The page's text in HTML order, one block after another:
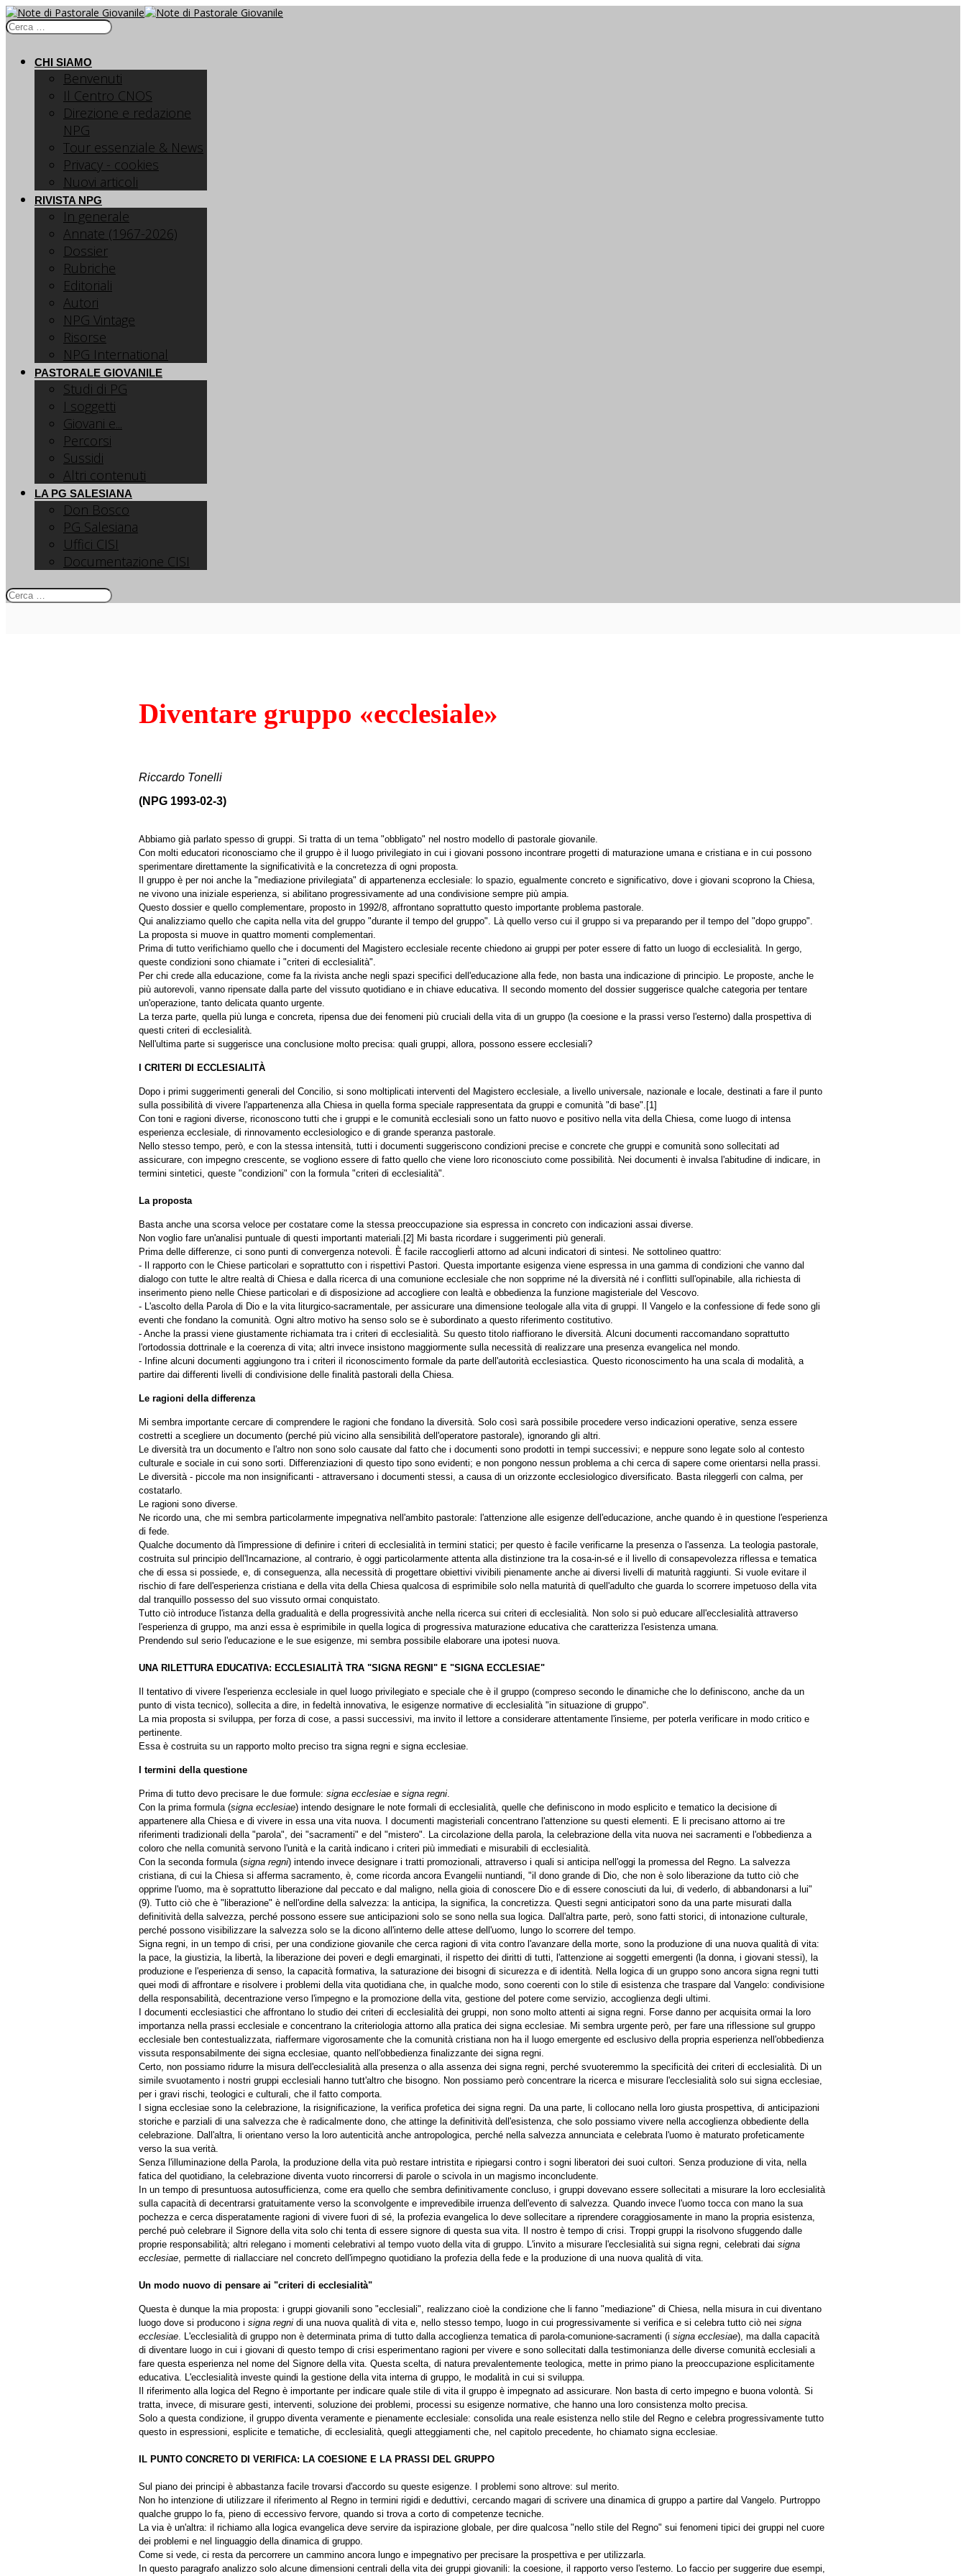
CHI SIAMO
Benvenuti
Il Centro CNOS
Direzione e redazione
NPG
Tour essenziale & News
Privacy - cookies
Nuovi articoli
RIVISTA NPG
In generale
Annate (1967-2026)
Dossier
Rubriche
Editoriali
Autori
NPG Vintage
Risorse
NPG International
PASTORALE GIOVANILE
Studi di PG
I soggetti
Giovani e...
Percorsi
Sussidi
Altri contenuti
LA PG SALESIANA
Don Bosco
PG Salesiana
Uffici CISI
Documentazione CISI
Diventare gruppo «ecclesiale»
Riccardo Tonelli
(NPG 1993-02-3)
Abbiamo già parlato spesso di gruppi. Si tratta di un tema "obbligato" nel nostro modello di pastorale giovanile.
Con molti educatori riconosciamo che il gruppo è il luogo privilegiato in cui i giovani possono incontrare progetti di maturazione umana e cristiana e in cui possono
sperimentare direttamente la significatività e la concretezza di ogni proposta.
Il gruppo è per noi anche la "mediazione privilegiata" di appartenenza ecclesiale: lo spazio, egualmente concreto e significativo, dove i giovani scoprono la Chiesa,
ne vivono una iniziale esperienza, si abilitano progressivamente ad una condivisione sempre più ampia.
Questo dossier e quello complementare, proposto in 1992/8, affrontano soprattutto questo importante problema pastorale.
Qui analizziamo quello che capita nella vita del gruppo "durante il tempo del gruppo". Là quello verso cui il gruppo si va preparando per il tempo del "dopo gruppo".
La proposta si muove in quattro momenti complementari.
Prima di tutto verifichiamo quello che i documenti del Magistero ecclesiale recente chiedono ai gruppi per poter essere di fatto un luogo di ecclesialità. In gergo,
queste condizioni sono chiamate i "criteri di ecclesialità".
Per chi crede alla educazione, come fa la rivista anche negli spazi specifici dell'educazione alla fede, non basta una indicazione di principio. Le proposte, anche le
più autorevoli, vanno ripensate dalla parte del vissuto quotidiano e in chiave educativa. Il secondo momento del dossier suggerisce qualche categoria per tentare
un'operazione, tanto delicata quanto urgente.
La terza parte, quella più lunga e concreta, ripensa due dei fenomeni più cruciali della vita di un gruppo (la coesione e la prassi verso l'esterno) dalla prospettiva di
questi criteri di ecclesialità.
Nell'ultima parte si suggerisce una conclusione molto precisa: quali gruppi, allora, possono essere ecclesiali?
I CRITERI DI ECCLESIALITÀ
Dopo i primi suggerimenti generali del Concilio, si sono moltiplicati interventi del Magistero ecclesiale, a livello universale, nazionale e locale, destinati a fare il punto
sulla possibilità di vivere l'appartenenza alla Chiesa in quella forma speciale rappresentata da gruppi e comunità "di base".[1]
Con toni e ragioni diverse, riconoscono tutti che i gruppi e le comunità ecclesiali sono un fatto nuovo e positivo nella vita della Chiesa, come luogo di intensa
esperienza ecclesiale, di rinnovamento ecclesiologico e di grande speranza pastorale.
Nello stesso tempo, però, e con la stessa intensità, tutti i documenti suggeriscono condizioni precise e concrete che gruppi e comunità sono sollecitati ad
assicurare, con impegno crescente, se vogliono essere di fatto quello che viene loro riconosciuto come possibilità. Nei documenti è invalsa l'abitudine di indicare, in
termini sintetici, queste "condizioni" con la formula "criteri di ecclesialità".
La proposta
Basta anche una scorsa veloce per costatare come la stessa preoccupazione sia espressa in concreto con indicazioni assai diverse.
Non voglio fare un'analisi puntuale di questi importanti materiali.[2] Mi basta ricordare i suggerimenti più generali.
Prima delle differenze, ci sono punti di convergenza notevoli. È facile raccoglierli attorno ad alcuni indicatori di sintesi. Ne sottolineo quattro:
- Il rapporto con le Chiese particolari e soprattutto con i rispettivi Pastori. Questa importante esigenza viene espressa in una gamma di condizioni che vanno dal
dialogo con tutte le altre realtà di Chiesa e dalla ricerca di una comunione ecclesiale che non sopprime né la diversità né i conflitti sull'opinabile, alla richiesta di
inserimento pieno nelle Chiese particolari e di disposizione ad accogliere con lealtà e obbedienza la funzione magisteriale del Vescovo.
- L'ascolto della Parola di Dio e la vita liturgico-sacramentale, per assicurare una dimensione teologale alla vita di gruppi. Il Vangelo e la confessione di fede sono gli
eventi che fondano la comunità. Ogni altro motivo ha senso solo se è subordinato a questo riferimento costitutivo.
- Anche la prassi viene giustamente richiamata tra i criteri di ecclesialità. Su questo titolo riaffiorano le diversità. Alcuni documenti raccomandano soprattutto
l'ortodossia dottrinale e la coerenza di vita; altri invece insistono maggiormente sulla necessità di realizzare una presenza evangelica nel mondo.
- Infine alcuni documenti aggiungono tra i criteri il riconoscimento formale da parte dell'autorità ecclesiastica. Questo riconoscimento ha una scala di modalità, a
partire dai differenti livelli di condivisione delle finalità pastorali della Chiesa.
Le ragioni della differenza
Mi sembra importante cercare di comprendere le ragioni che fondano la diversità. Solo così sarà possibile procedere verso indicazioni operative, senza essere
costretti a scegliere un documento (perché più vicino alla sensibilità dell'operatore pastorale), ignorando gli altri.
Le diversità tra un documento e l'altro non sono solo causate dal fatto che i documenti sono prodotti in tempi successivi; e neppure sono legate solo al contesto
culturale e sociale in cui sono sorti. Differenziazioni di questo tipo sono evidenti; e non pongono nessun problema a chi cerca di sapere come orientarsi nella prassi.
Le diversità - piccole ma non insignificanti - attraversano i documenti stessi, a causa di un orizzonte ecclesiologico diversificato. Basta rileggerli con calma, per
costatarlo.
Le ragioni sono diverse.
Ne ricordo una, che mi sembra particolarmente impegnativa nell'ambito pastorale: l'attenzione alle esigenze dell'educazione, anche quando è in questione l'esperienza
di fede.
Qualche documento dà l'impressione di definire i criteri di ecclesialità in termini statici; per questo è facile verificarne la presenza o l'assenza. La teologia pastorale,
costruita sul principio dell'Incarnazione, al contrario, è oggi particolarmente attenta alla distinzione tra la cosa-in-sé e il livello di consapevolezza riflessa e tematica
che di essa si possiede, e, di conseguenza, alla necessità di progettare obiettivi vivibili pienamente anche ai diversi livelli di maturità raggiunti. Si vuole evitare il
rischio di fare dell'esperienza cristiana e della vita della Chiesa qualcosa di esprimibile solo nella maturità di quell'adulto che guarda lo scorrere impetuoso della vita
dal tranquillo possesso del suo vissuto ormai conquistato.
Tutto ciò introduce l'istanza della gradualità e della progressività anche nella ricerca sui criteri di ecclesialità. Non solo si può educare all'ecclesialità attraverso
l'esperienza di gruppo, ma anzi essa è esprimibile in quella logica di progressiva maturazione educativa che caratterizza l'esistenza umana.
Prendendo sul serio l'educazione e le sue esigenze, mi sembra possibile elaborare una ipotesi nuova.
UNA RILETTURA EDUCATIVA: ECCLESIALITÀ TRA "SIGNA REGNI" E "SIGNA ECCLESIAE"
Il tentativo di vivere l'esperienza ecclesiale in quel luogo privilegiato e speciale che è il gruppo (compreso secondo le dinamiche che lo definiscono, anche da un
punto di vista tecnico), sollecita a dire, in fedeltà innovativa, le esigenze normative di ecclesialità "in situazione di gruppo".
La mia proposta si sviluppa, per forza di cose, a passi successivi, ma invito il lettore a considerare attentamente l'insieme, per poterla verificare in modo critico e
pertinente.
Essa è costruita su un rapporto molto preciso tra signa regni e signa ecclesiae.
I termini della questione
Prima di tutto devo precisare le due formule: signa ecclesiae e signa regni.
Con la prima formula (signa ecclesiae) intendo designare le note formali di ecclesialità, quelle che definiscono in modo esplicito e tematico la decisione di
appartenere alla Chiesa e di vivere in essa una vita nuova. I documenti magisteriali concentrano l'attenzione su questi elementi. E li precisano attorno ai tre
riferimenti tradizionali della "parola", dei "sacramenti" e del "mistero". La circolazione della parola, la celebrazione della vita nuova nei sacramenti e l'obbedienza a
coloro che nella comunità servono l'unità e la carità indicano i criteri più immediati e misurabili di ecclesialità.
Con la seconda formula (signa regni) intendo invece designare i tratti promozionali, attraverso i quali si anticipa nell'oggi la promessa del Regno. La salvezza
cristiana, di cui la Chiesa si afferma sacramento, è, come ricorda ancora Evangelii nuntiandi, "il dono grande di Dio, che non è solo liberazione da tutto ciò che
opprime l'uomo, ma è soprattutto liberazione dal peccato e dal maligno, nella gioia di conoscere Dio e di essere conosciuti da lui, di vederlo, di abbandonarsi a lui"
(9). Tutto ciò che è "liberazione" è nell'ordine della salvezza: la anticipa, la significa, la concretizza. Questi segni anticipatori sono da una parte misurati dalla
definitività della salvezza, perché possono essere sue anticipazioni solo se sono nella sua logica. Dall'altra parte, però, sono fatti storici, di intonazione culturale,
perché possono visibilizzare la salvezza solo se la dicono all'interno delle attese dell'uomo, lungo lo scorrere del tempo.
Signa regni, in un tempo di crisi, per una condizione giovanile che cerca ragioni di vita contro l'avanzare della morte, sono la produzione di una nuova qualità di vita:
la pace, la giustizia, la libertà, la liberazione dei poveri e degli emarginati, il rispetto dei diritti di tutti, l'attenzione ai soggetti emergenti (la donna, i giovani stessi), la
produzione e l'esperienza di senso, la capacità formativa, la saturazione dei bisogni di sicurezza e di identità. Nella logica di un gruppo sono ancora signa regni tutti
quei modi di affrontare e risolvere i problemi della vita quotidiana che, in qualche modo, sono coerenti con lo stile di esistenza che traspare dal Vangelo: condivisione
della responsabilità, decentrazione verso l'impegno e la promozione della vita, gestione del potere come servizio, accoglienza degli ultimi.
I documenti ecclesiastici che affrontano lo studio dei criteri di ecclesialità dei gruppi, non sono molto attenti ai signa regni. Forse danno per acquisita ormai la loro
importanza nella prassi ecclesiale e concentrano la criteriologia attorno alla pratica dei signa ecclesiae. Mi sembra urgente però, per fare una riflessione sul gruppo
ecclesiale ben contestualizzata, riaffermare vigorosamente che la comunità cristiana non ha il luogo emergente ed esclusivo della propria esperienza nell'obbedienza
vissuta responsabilmente dei signa ecclesiae, quanto nell'obbedienza finalizzante dei signa regni.
Certo, non possiamo ridurre la misura dell'ecclesialità alla presenza o alla assenza dei signa regni, perché svuoteremmo la specificità dei criteri di ecclesialità. Di un
simile svuotamento i nostri gruppi ecclesiali hanno tutt'altro che bisogno. Non possiamo però concentrare la ricerca e misurare l'ecclesialità solo sui signa ecclesiae,
per i gravi rischi, teologici e culturali, che il fatto comporta.
I signa ecclesiae sono la celebrazione, la risignificazione, la verifica profetica dei signa regni. Da una parte, li collocano nella loro giusta prospettiva, di anticipazioni
storiche e parziali di una salvezza che è radicalmente dono, che attinge la definitività dell'esistenza, che solo possiamo vivere nella accoglienza obbediente della
celebrazione. Dall'altra, li orientano verso la loro autenticità anche antropologica, perché nella salvezza annunciata e celebrata l'uomo è maturato profeticamente
verso la sua verità.
Senza l'illuminazione della Parola, la produzione della vita può restare intristita e ripiegarsi contro i sogni liberatori dei suoi cultori. Senza produzione di vita, nella
fatica del quotidiano, la celebrazione diventa vuoto rincorrersi di parole o scivola in un magismo inconcludente.
In un tempo di presuntuosa autosufficienza, come era quello che sembra definitivamente concluso, i gruppi dovevano essere sollecitati a misurare la loro ecclesialità
sulla capacità di decentrarsi gratuitamente verso la sconvolgente e imprevedibile irruenza dell'evento di salvezza. Quando invece l'uomo tocca con mano la sua
pochezza e cerca disperatamente ragioni di vivere fuori di sé, la profezia evangelica lo deve sollecitare a riprendere coraggiosamente in mano la propria esistenza,
perché può celebrare il Signore della vita solo chi tenta di essere signore di questa sua vita. Il nostro è tempo di crisi. Troppi gruppi la risolvono sfuggendo dalle
proprie responsabilità; altri relegano i momenti celebrativi al tempo vuoto della vita di gruppo. L'invito a misurare l'ecclesialità sui signa regni, celebrati dai signa
ecclesiae, permette di riallacciare nel concreto dell'impegno quotidiano la profezia della fede e la produzione di una nuova qualità di vita.
Un modo nuovo di pensare ai "criteri di ecclesialità"
Questa è dunque la mia proposta: i gruppi giovanili sono "ecclesiali", realizzano cioè la condizione che li fanno "mediazione" di Chiesa, nella misura in cui diventano
luogo dove si producono i signa regni di una nuova qualità di vita e, nello stesso tempo, luogo in cui progressivamente si verifica e si celebra tutto ciò nei signa
ecclesiae. L'ecclesialità di gruppo non è determinata prima di tutto dalla accoglienza tematica di parola-comunione-sacramenti (i signa ecclesiae), ma dalla capacità
di diventare luogo in cui i giovani di questo tempo di crisi esperimentano ragioni per vivere e sono sollecitati dalla testimonianza delle diverse comunità ecclesiali a
fare questa esperienza nel nome del Signore della vita. Questa scelta, di natura prevalentemente teologica, mette in primo piano la preoccupazione esplicitamente
educativa. L'ecclesialità investe quindi la gestione della vita interna di gruppo, le modalità in cui si sviluppa.
Il riferimento alla logica del Regno è importante per indicare quale stile di vita il gruppo è impegnato ad assicurare. Non basta di certo impegno e buona volontà. Si
tratta, invece, di misurare gesti, interventi, soluzione dei problemi, processi su esigenze normative, che hanno una loro consistenza molto precisa.
Solo a questa condizione, il gruppo diventa veramente e pienamente ecclesiale: consolida una reale esistenza nello stile del Regno e celebra progressivamente tutto
questo in espressioni, esplicite e tematiche, di ecclesialità, quegli atteggiamenti che, nel capitolo precedente, ho chiamato signa ecclesiae.
IL PUNTO CONCRETO DI VERIFICA: LA COESIONE E LA PRASSI DEL GRUPPO
Sul piano dei principi è abbastanza facile trovarsi d'accordo su queste esigenze. I problemi sono altrove: sul merito.
Non ho intenzione di utilizzare il riferimento al Regno in termini rigidi e deduttivi, cercando magari di scrivere una dinamica di gruppo a partire dal Vangelo. Purtroppo
qualche gruppo lo fa, pieno di eccessivo fervore, quando si trova a corto di competenze tecniche.
La via è un'altra: il richiamo alla logica evangelica deve servire da ispirazione globale, per dire qualcosa "nello stile del Regno" sui fenomeni tipici dei gruppi nel cuore
dei problemi e nel linguaggio della dinamica di gruppo.
Come si vede, ci resta da percorrere un cammino ancora lungo e impegnativo per precisare la prospettiva e per utilizzarla.
In questo paragrafo analizzo solo alcune dimensioni centrali della vita dei gruppi giovanili: la coesione, il rapporto verso l'esterno. Lo faccio per suggerire due esempi,